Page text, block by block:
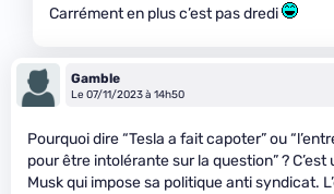
Carrément en plus c’est pas dredi
Gamble
Le 07/11/2023 à 14h50
Pourquoi dire “Tesla a fait capoter” ou
pour être intolérante sur la question” ?
Musk qui impose sa politique anti syndicat.